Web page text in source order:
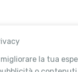
la tua